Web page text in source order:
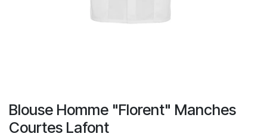
Blouse Homme "Florent" Manches
Courtes Lafont